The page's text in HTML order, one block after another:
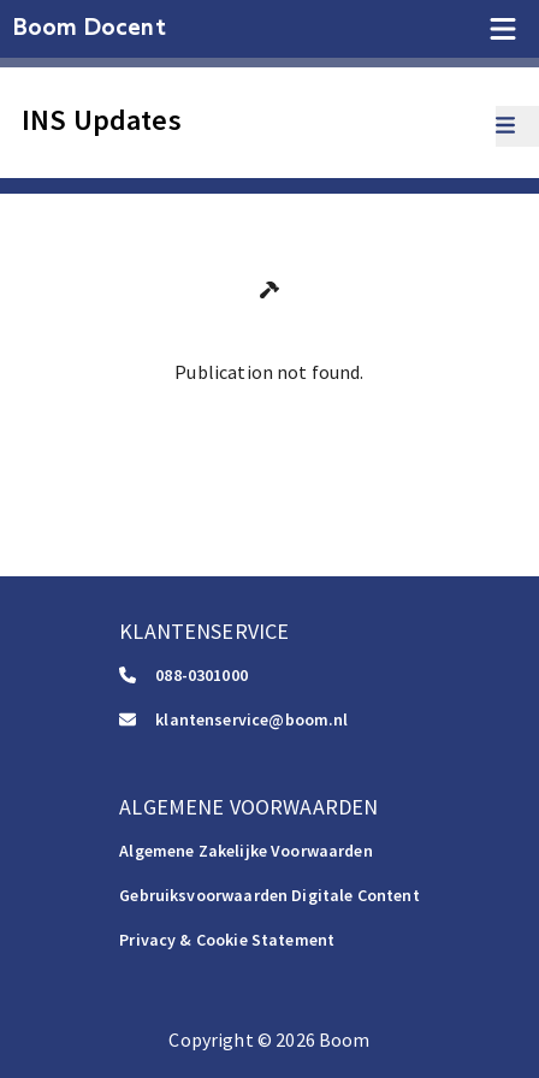
Boom Docent
INS Updates
Publication not found.
KLANTENSERVICE
088-0301000
klantenservice@boom.nl
ALGEMENE VOORWAARDEN
Algemene Zakelijke Voorwaarden
Gebruiksvoorwaarden Digitale Content
Privacy & Cookie Statement
Copyright©️ 2026 Boom